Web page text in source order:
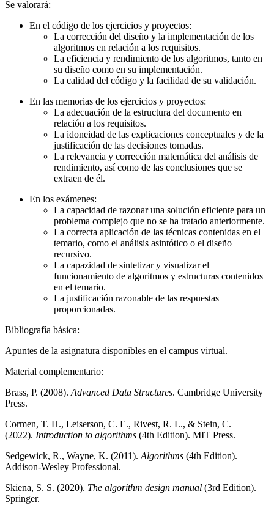
Se valorará:
En el código de los ejercicios y proyectos:
La corrección del diseño y la implementación de los
algoritmos en relación a los requisitos.
La eficiencia y rendimiento de los algoritmos, tanto en
su diseño como en su implementación.
La calidad del código y la facilidad de su validación.
En las memorias de los ejercicios y proyectos:
La adecuación de la estructura del documento en
relación a los requisitos.
La idoneidad de las explicaciones conceptuales y de la
justificación de las decisiones tomadas.
La relevancia y corrección matemática del análisis de
rendimiento, así como de las conclusiones que se
extraen de él.
En los exámenes:
La capacidad de razonar una solución eficiente para un
problema complejo que no se ha tratado anteriormente.
La correcta aplicación de las técnicas contenidas en el
temario, como el análisis asintótico o el diseño
recursivo.
La capazidad de sintetizar y visualizar el
funcionamiento de algoritmos y estructuras contenidos
en el temario.
La justificación razonable de las respuestas
proporcionadas.
Bibliografía básica:
Apuntes de la asignatura disponibles en el campus virtual.
Material complementario:
Brass, P. (2008). Advanced Data Structures. Cambridge University
Press.
Cormen, T. H., Leiserson, C. E., Rivest, R. L., & Stein, C.
(2022). Introduction to algorithms (4th Edition). MIT Press.
Sedgewick, R., Wayne, K. (2011). Algorithms (4th Edition).
Addison-Wesley Professional.
Skiena, S. S. (2020). The algorithm design manual (3rd Edition).
Springer.